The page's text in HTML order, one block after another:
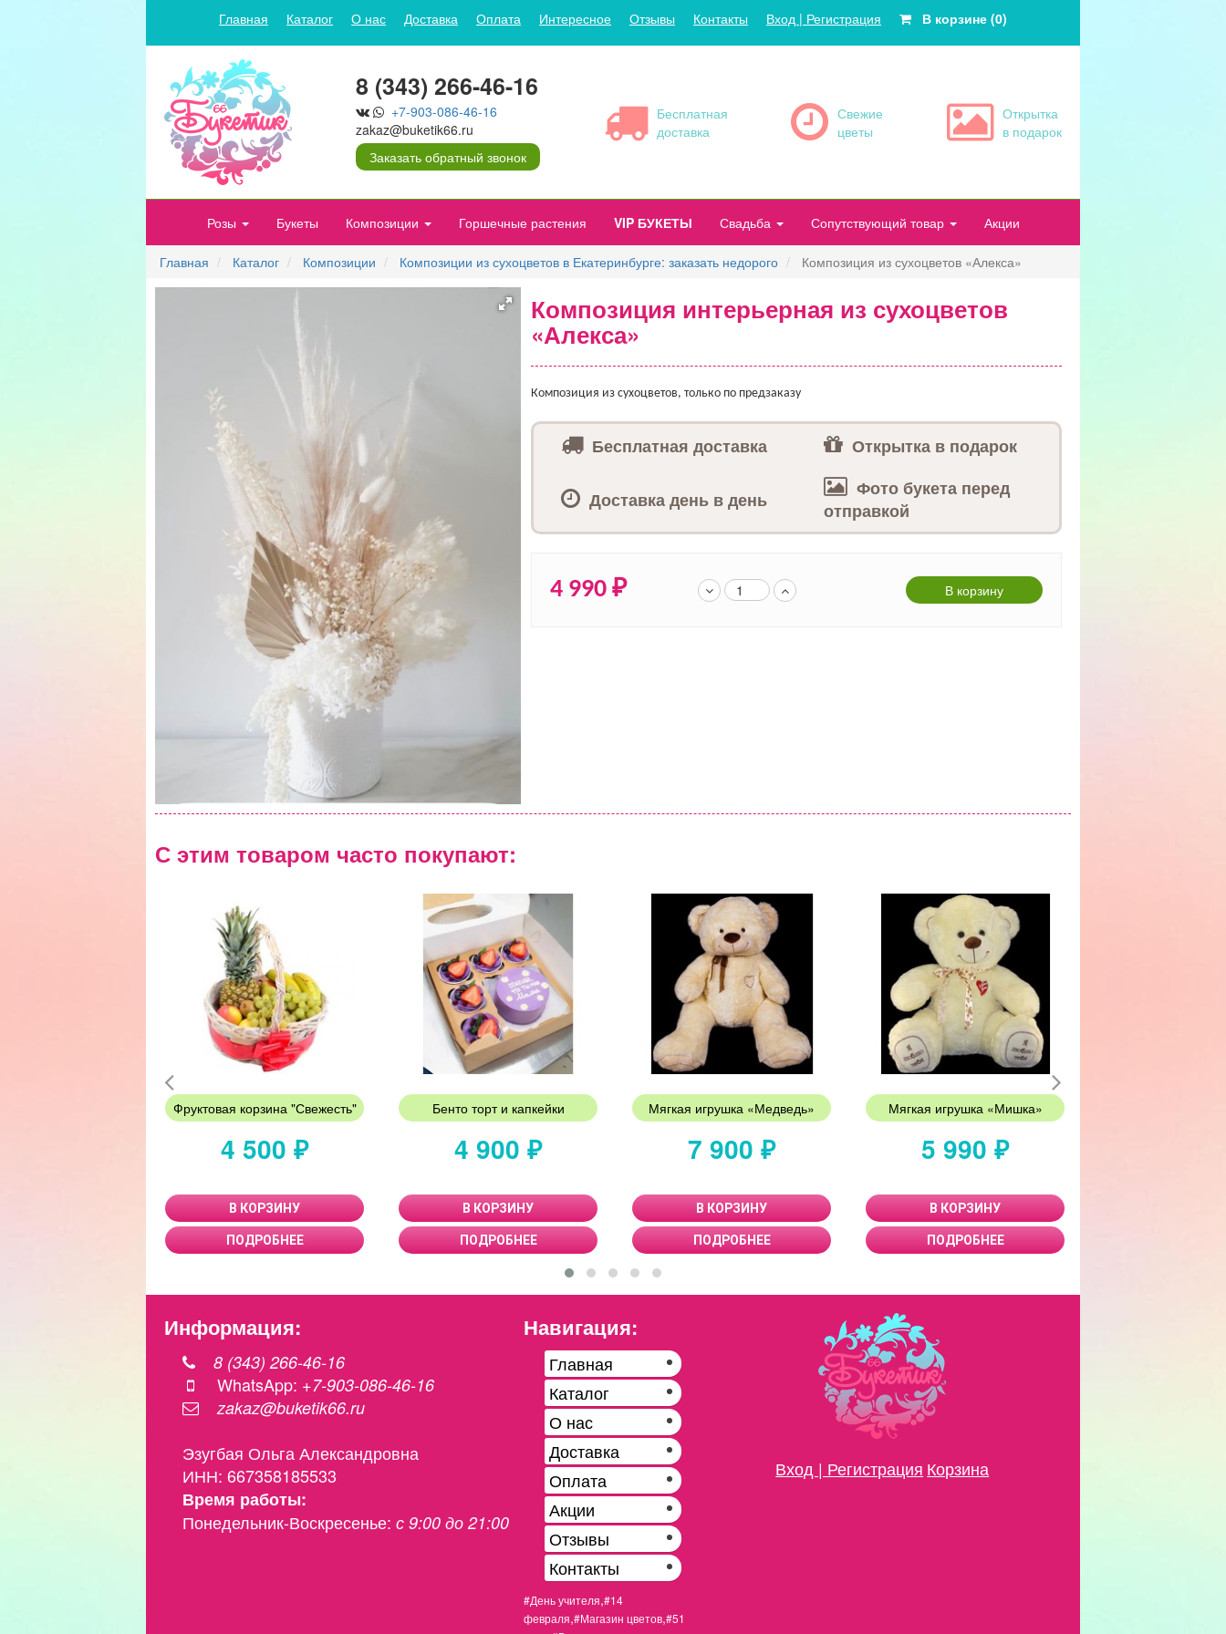
Главная Каталог О нас Доставка Оплата Интересное Отзывы Контакты Вход | Регистрация В корзине (0)
8 (343) 266-46-16
+7-903-086-46-16
zakaz@buketik66.ru
Заказать обратный звонок
Бесплатная
доставка
Свежие
цветы
Открытка
в подарок
Розы Букеты Композиции Горшечные растения VIP БУКЕТЫ Свадьба Сопутствующий товар Акции
Главная Каталог Композиции Композиции из сухоцветов в Екатеринбурге: заказать недорого Композиция из сухоцветов «Алекса»
Композиция интерьерная из сухоцветов
«Алекса»
Композиция из сухоцветов, только по предзаказу
Бесплатная доставка Открытка в подарок
Доставка день в день
Фото букета перед
отправкой
4 990₽ В корзину
С этим товаром часто покупают:
Фруктовая корзина "Свежесть"
4 500 ₽
В КОРЗИНУ
ПОДРОБНЕЕ
Бенто торт и капкейки
4 900 ₽
В КОРЗИНУ
ПОДРОБНЕЕ
Мягкая игрушка «Медведь»
7 900 ₽
В КОРЗИНУ
ПОДРОБНЕЕ
Мягкая игрушка «Мишка»
5 990 ₽
В КОРЗИНУ
ПОДРОБНЕЕ
Информация:
8 (343) 266-46-16
WhatsApp: +7-903-086-46-16
zakaz@buketik66.ru
Эзугбая Ольга Александровна
ИНН: 667358185533
Время работы:
Понедельник-Воскресенье: с 9:00 до 21:00
Навигация:
Главная
Каталог
О нас
Доставка
Оплата
Акции
Отзывы
Контакты
#День учителя,#14
февраля,#Магазин цветов,#51
Вход | Регистрация Корзина